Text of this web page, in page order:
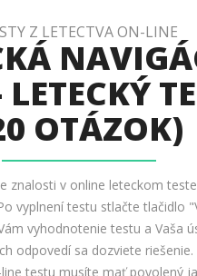
Z LETECTVA ON-LINE
OTÁZOK)
znalosti v online leteckom teste
vyplnení testu stlačte tlačidlo
vyhodnotenie testu a Vaša
odpovedí sa dozviete riešenie.
testu musíte mať povolený